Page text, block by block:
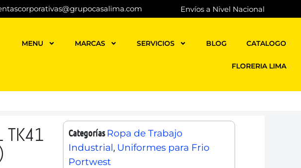
Envíos a Nivel Nacional
MENU MARCAS SERVICIOS BLOG CATALOGO
FLORERIA LIMA
TK41 Categorías Ropa de Trabajo
Industrial, Uniformes para Frio
Portwest